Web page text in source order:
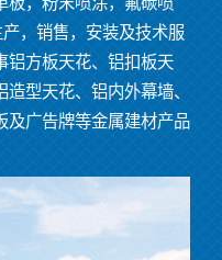
，销售，安装及技术服
铝方板天花、铝扣板天
型天花、铝内外幕墙、
及广告牌等金属建材产品